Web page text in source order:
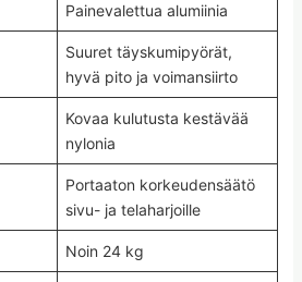
Painevalettua alumiinia
Suuret täyskumipyörät,
hyvä pito ja voimansiirto
Kovaa kulutusta kestävää
nylonia
Portaaton korkeudensäätö
sivu- ja telaharjoille
Noin 24 kg